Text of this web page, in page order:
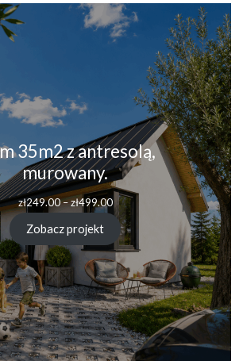
35m2 z antresolą,
murowany.
zł249.00–zł499.00
Zobacz projekt